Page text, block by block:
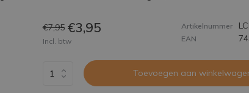
€7,95 €3,95
Incl. btw
Artikelnummer
EAN
Toevoegen aan